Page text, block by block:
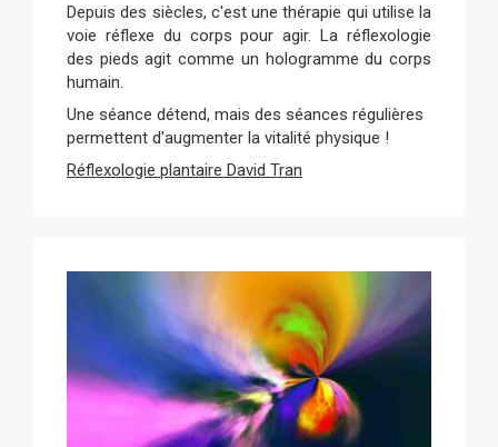
Depuis des siècles, c'est une thérapie qui utilise la
voie réflexe du corps pour agir. La réflexologie
des pieds agit comme un hologramme du corps
humain.
Une séance détend, mais des séances régulières
permettent d'augmenter la vitalité physique !
Réflexologie plantaire David Tran